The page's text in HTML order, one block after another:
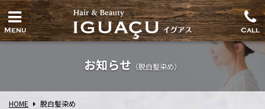
Menu Call
お知らせ （脱白髪染め）
HOME 脱白髪染め